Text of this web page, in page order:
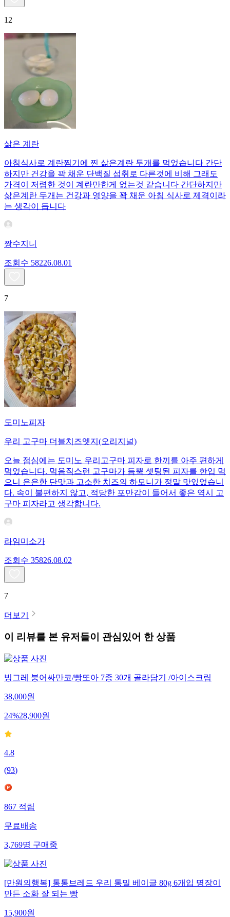
12
삶은 계란
아침식사로 계란찜기에 찐 삶은계란 두개를 먹었습니다 간단
하지만 건강을 꽉 채운 단백질 섭취로 다른것에 비해 그래도
가격이 저렴한 것이 계란만한게 없는것 같습니다 간단하지만
삶은계란 두개는 건강과 영양을 꽉 채운 아침 식사로 제격이라
는 생각이 듭니다
짱수지니
조회수 58226.08.01
7
도미노피자
우리 고구마 더블치즈엣지(오리지널)
오늘 점심에는 도미노 우리고구마 피자로 한끼를 아주 편하게
먹었습니다. 먹음직스런 고구마가 듬뿍 셋팅된 피자를 한입 먹
으니 은은한 단맛과 고소한 치즈의 하모니가 정말 맛있었습니
다. 속이 불편하지 않고, 적당한 포만감이 들어서 좋은 역시 고
구마 피자라고 생각합니다.
라임미소가
조회수 35826.08.02
7
더보기
이 리뷰를 본 유저들이 관심있어 한 상품
빙그레 붕어싸만코/빵또아 7종 30개 골라담기 /아이스크림
38,000원
24%28,900원
4.8
(93)
867 적립
무료배송
3,769명 구매중
[만원의행복] 통통브레드 우리 통밀 베이글 80g 6개입 명장이
만든 소화 잘 되는 빵
15,900원